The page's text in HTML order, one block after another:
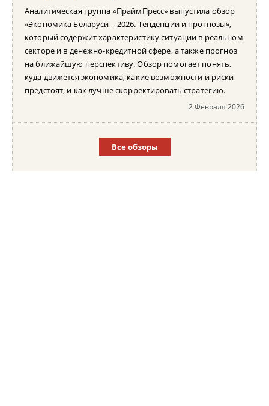
Аналитическая группа «ПраймПресс» выпустила обзор
«Экономика Беларуси – 2026. Тенденции и прогнозы»,
который содержит характеристику ситуации в реальном
секторе и в денежно-кредитной сфере, а также прогноз
на ближайшую перспективу. Обзор помогает понять,
куда движется экономика, какие возможности и риски
предстоят, и как лучше скорректировать стратегию.
2 Февраля 2026
Все обзоры